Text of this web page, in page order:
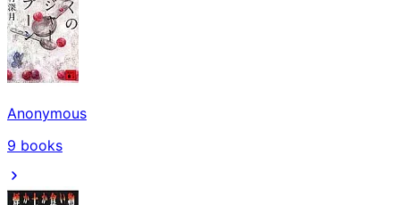
Anonymous
9 books